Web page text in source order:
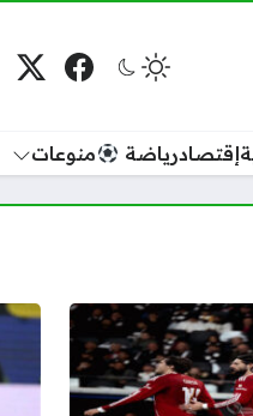
فيسبوك
إقتصادرياضة منوعات